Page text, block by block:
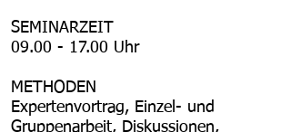
SEMINARZEIT
09.00 - 17.00 Uhr
METHODEN
Expertenvortrag, Einzel- und
Gruppenarbeit, Diskussionen,